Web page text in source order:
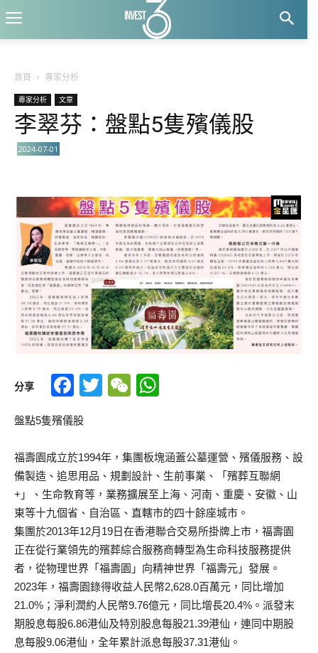
首頁 專家分析
專家分析 文章
李翠芬：盤點5隻殯儀股
2024-07-01
分享 Facebook
TwitterWeChat
盤點5隻殯儀股
福壽園成立於1994年，集團板塊涵蓋公墓運營、殯儀服務、設
備製造、追思用品、規劃設計、生前事業、「殯葬互聯網
+」、生命教育等，業務擴展至上海、河南、重慶、安徽、山
東等十九個省、自治區、直轄市的四十餘座城市。
集團於2013年12月19日在香港聯合交易所掛牌上市，福壽園
正在從行業領先的殯葬綜合服務商轉型為生命科技服務提供
者，從物理世界「福壽園」向精神世界「福壽元」發展。
2023年，福壽園錄得收益人民幣2,628.0百萬元，同比增加
21.0%；淨利潤約人民幣9.76億元，同比增長20.4%。派發末
期股息每股6.86港仙及特別股息每股21.39港仙，連同中期股
息每股9.06港仙，全年累計派息每股37.31港仙。